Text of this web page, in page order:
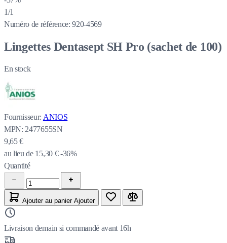
1/1
Numéro de référence: 920-4569
Lingettes Dentasept SH Pro (sachet de 100)
En stock
Fournisseur: ANIOS
MPN: 2477655SN
9,65 €
au lieu de 15,30 € -36%
Quantité
Ajouter au panier Ajouter
Livraison demain si commandé avant 16h